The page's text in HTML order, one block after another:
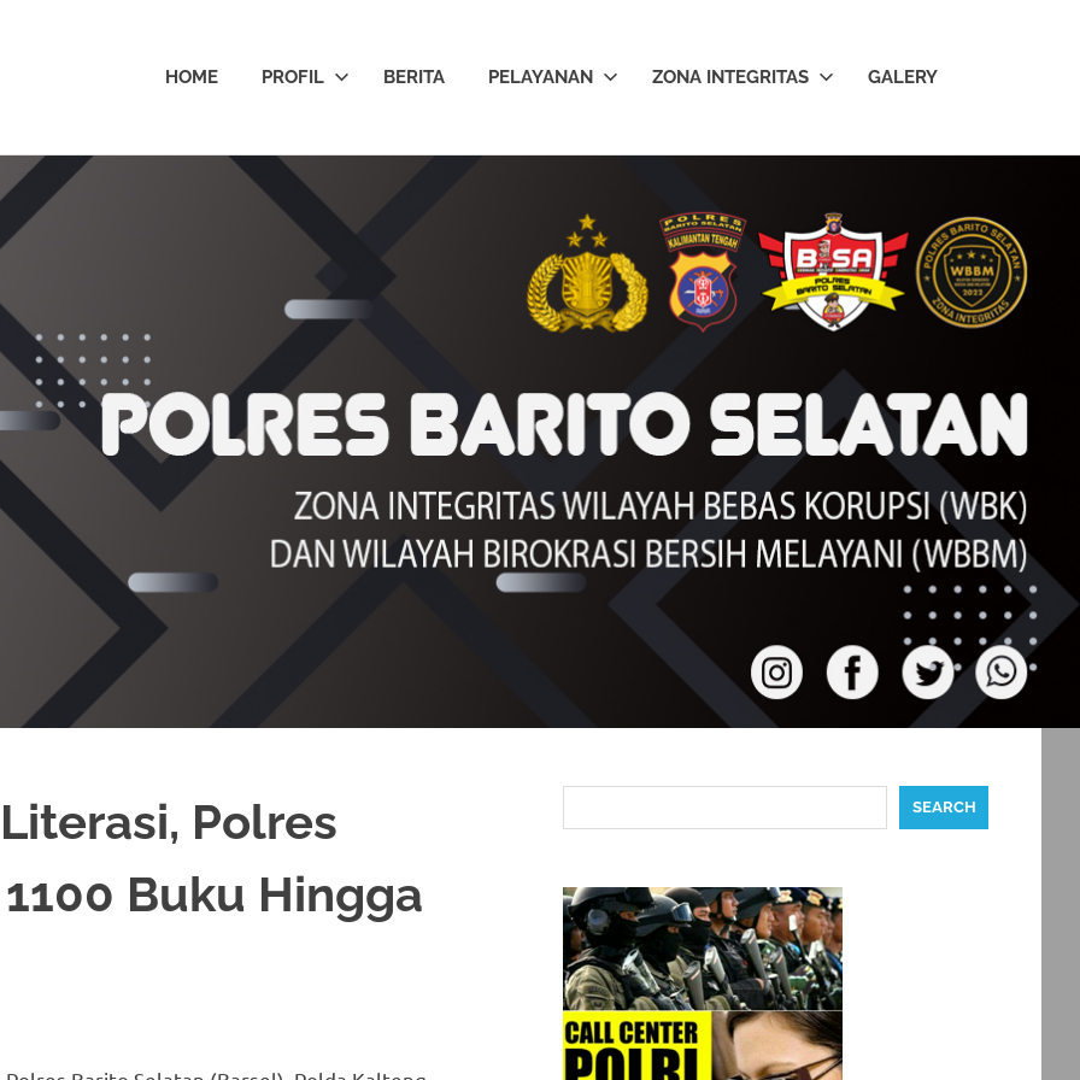
HOME PROFIL BERITA PELAYANAN ZONA INTEGRITAS GALERY
Polres
Buku Hingga
SEARCH